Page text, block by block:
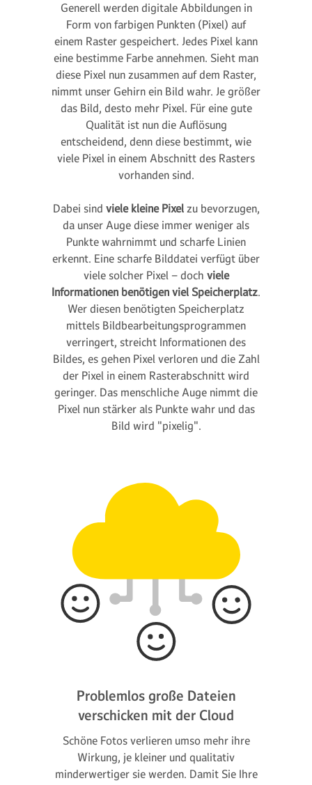
Generell werden digitale Abbildungen in
Form von farbigen Punkten (Pixel) auf
einem Raster gespeichert. Jedes Pixel kann
eine bestimme Farbe annehmen. Sieht man
diese Pixel nun zusammen auf dem Raster,
nimmt unser Gehirn ein Bild wahr. Je größer
das Bild, desto mehr Pixel. Für eine gute
Qualität ist nun die Auflösung
entscheidend, denn diese bestimmt, wie
viele Pixel in einem Abschnitt des Rasters
vorhanden sind.
Dabei sind viele kleine Pixelzu bevorzugen,
da unser Auge diese immer weniger als
Punkte wahrnimmt und scharfe Linien
erkennt. Eine scharfe Bilddatei verfügt über
viele solcher Pixel – doch viele
Informationen benötigen viel Speicherplatz.
Wer diesen benötigten Speicherplatz
mittels Bildbearbeitungsprogrammen
verringert, streicht Informationen des
Bildes, es gehen Pixel verloren und die Zahl
der Pixel in einem Rasterabschnitt wird
geringer. Das menschliche Auge nimmt die
Pixel nun stärker als Punkte wahr und das
Bild wird "pixelig".
Problemlos große Dateien
verschicken mit der Cloud
Schöne Fotos verlieren umso mehr ihre
Wirkung, je kleiner und qualitativ
minderwertiger sie werden. Damit Sie Ihre